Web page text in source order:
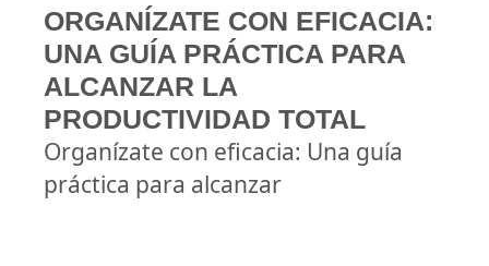
ORGANÍZATE CON EFICACIA:
UNA GUÍA PRÁCTICA PARA
ALCANZAR LA
PRODUCTIVIDAD TOTAL
Organízate con eficacia: Una guía
práctica para alcanzar